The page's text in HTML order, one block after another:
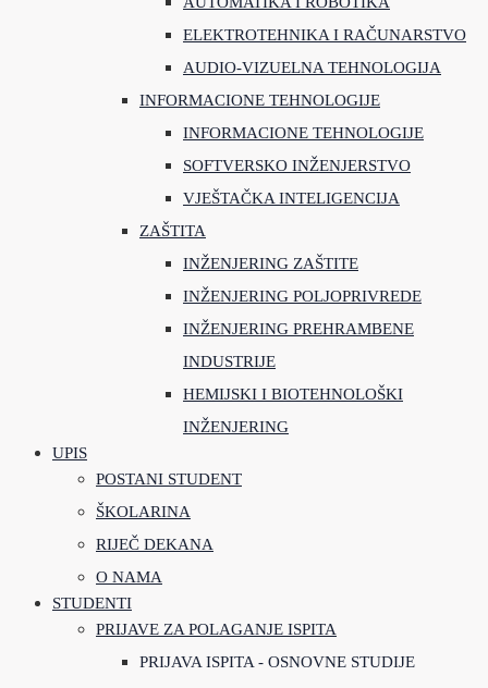
ELEKTROTEHNIKA I RAČUNARSTVO
AUDIO-VIZUELNA TEHNOLOGIJA
INFORMACIONE TEHNOLOGIJE
INFORMACIONE TEHNOLOGIJE
SOFTVERSKO INŽENJERSTVO
VJEŠTAČKA INTELIGENCIJA
ZAŠTITA
INŽENJERING ZAŠTITE
INŽENJERING POLJOPRIVREDE
INŽENJERING PREHRAMBENE
INDUSTRIJE
HEMIJSKI I BIOTEHNOLOŠKI
INŽENJERING
UPIS
POSTANI STUDENT
ŠKOLARINA
RIJEČ DEKANA
O NAMA
STUDENTI
PRIJAVE ZA POLAGANJE ISPITA
PRIJAVA ISPITA - OSNOVNE STUDIJE